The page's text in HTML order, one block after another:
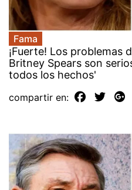
Fama
¡Fuerte! Los problemas
Britney Spears son
todos los hechos'
compartir en: